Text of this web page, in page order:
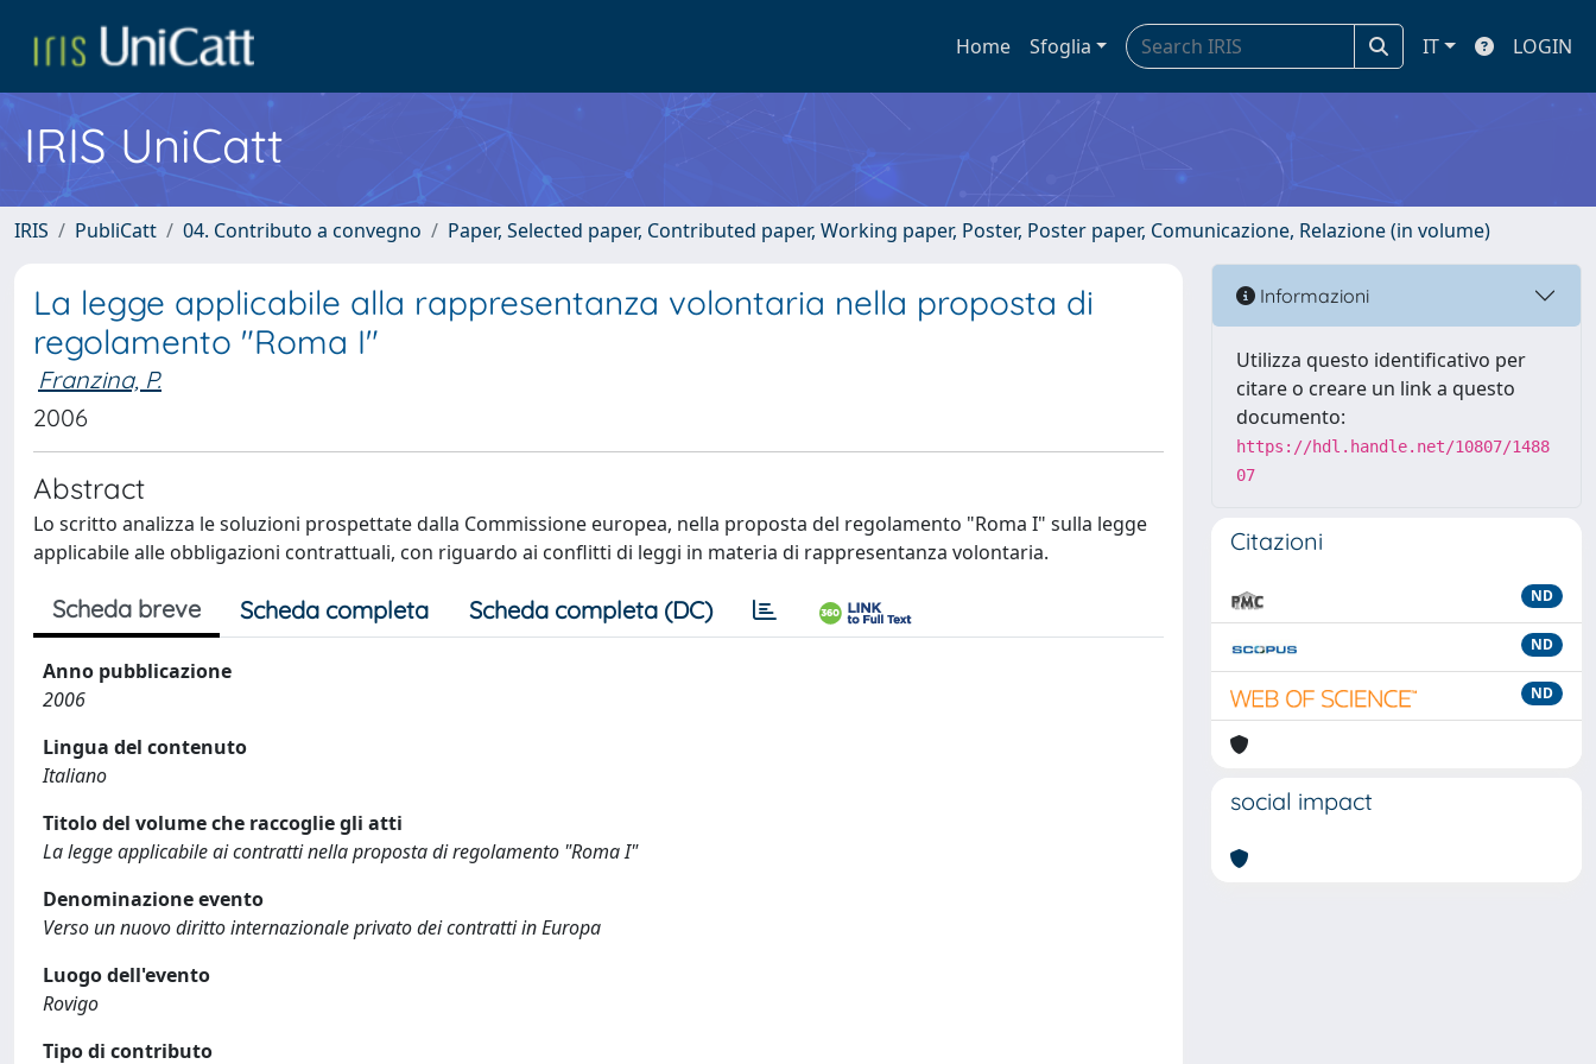
Home Sfoglia IT LOGIN
IRIS UniCatt
IRIS PubliCatt 04. Contributo a convegno Paper, Selected paper, Contributed paper, Working paper, Poster, Poster paper, Comunicazione, Relazione (in volume)
La legge applicabile alla rappresentanza volontaria nella proposta di
regolamento "Roma I"
Franzina, P.
2006
Abstract
Lo scritto analizza le soluzioni prospettate dalla Commissione europea, nella proposta del regolamento "Roma I" sulla legge
applicabile alle obbligazioni contrattuali, con riguardo ai conflitti di leggi in materia di rappresentanza volontaria.
Scheda breve Scheda completa Scheda completa (DC)
Anno pubblicazione
2006
Lingua del contenuto
Italiano
Titolo del volume che raccoglie gli atti
La legge applicabile ai contratti nella proposta di regolamento "Roma I"
Denominazione evento
Verso un nuovo diritto internazionale privato dei contratti in Europa
Luogo dell'evento
Rovigo
Tipo di contributo
Informazioni
Utilizza questo identificativo per
citare o creare un link a questo
documento:
https://hdl.handle.net/10807/1488
07
Citazioni
ND
ND
ND
social impact